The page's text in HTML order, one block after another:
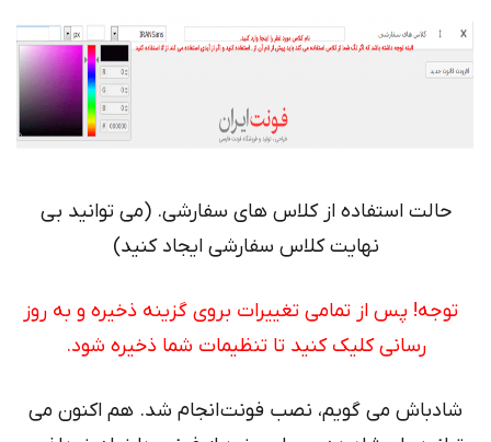
استفاده از کلاس های سفارشی. (می توانید بی
نهایت کلاس سفارشی ایجاد کنید)
پس از تمامی تغییرات بروی گزینه ذخیره و به روز
رسانی کلیک کنید تا تنظیمات شما ذخیره شود.
می گویم، نصب فونت انجام شد. هم اکنون می